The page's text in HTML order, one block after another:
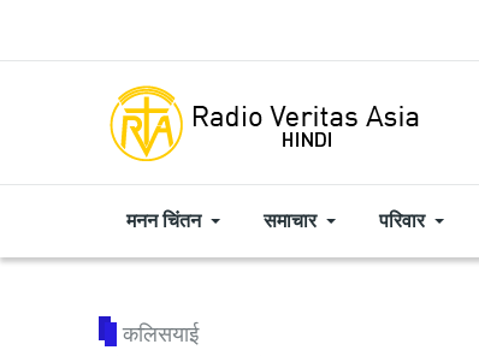
मनन चिंतन समाचार परिवार
कलिसयाई